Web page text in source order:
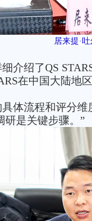
居来提·
介绍了QS
在中国大陆
体流程和评分
研是关键步骤。”